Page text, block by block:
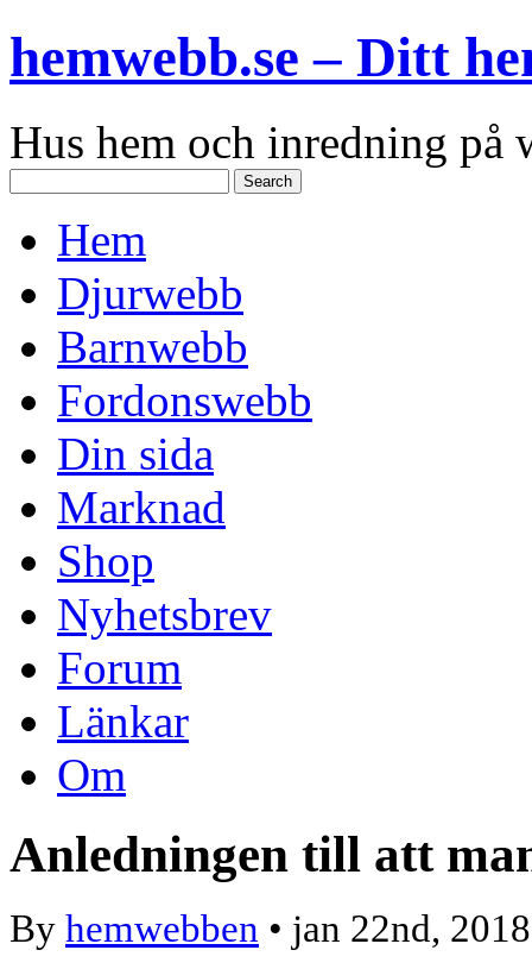
hemwebb.se – Ditt
Hus hem och inredning på
Hem
Djurwebb
Barnwebb
Fordonswebb
Din sida
Marknad
Shop
Nyhetsbrev
Forum
Länkar
Om
Anledningen till att
By hemwebben • jan 22nd,